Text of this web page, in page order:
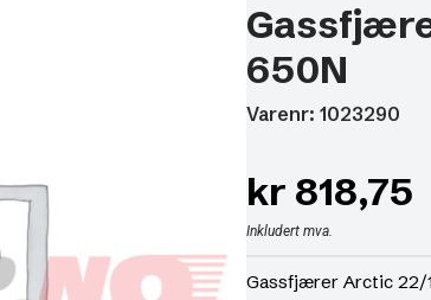
650N
Varenr: 1023290
kr 818,75
Inkludert mva.
Gassfjærer Arctic 22/